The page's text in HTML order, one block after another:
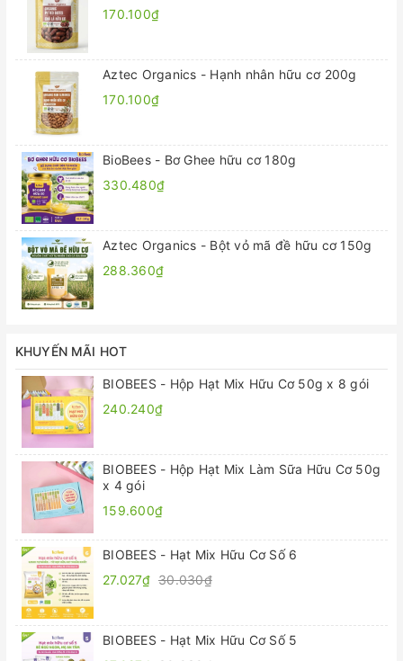
170.100₫
Aztec Organics - Hạnh nhân hữu cơ 200g
170.100₫
BioBees - Bơ Ghee hữu cơ 180g
330.480₫
Aztec Organics - Bột vỏ mã đề hữu cơ 150g
288.360₫
KHUYẾN MÃI HOT
BIOBEES - Hộp Hạt Mix Hữu Cơ 50g x 8 gói
240.240₫
BIOBEES - Hộp Hạt Mix Làm Sữa Hữu Cơ 50g
x 4 gói
159.600₫
BIOBEES - Hạt Mix Hữu Cơ Số 6
27.027₫ 30.030₫
BIOBEES - Hạt Mix Hữu Cơ Số 5